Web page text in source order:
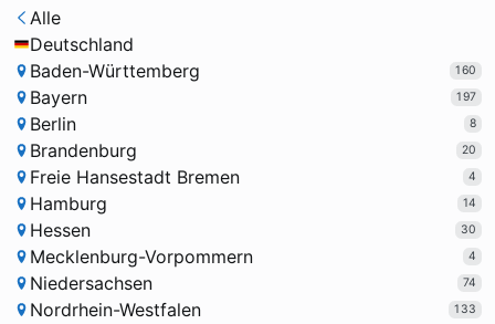
Alle
Deutschland
Baden-Württemberg
160
Bayern 197
Berlin 8
Brandenburg 20
Freie Hansestadt Bremen 4
Hamburg 14
Hessen 30
Mecklenburg-Vorpommern 4
Niedersachsen 74
Nordrhein-Westfalen 133